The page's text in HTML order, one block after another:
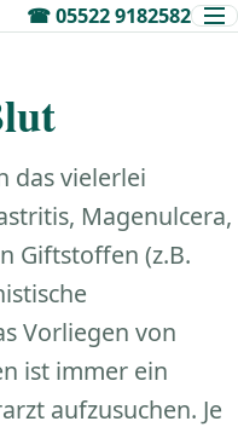
☎05522 9182582
das vielerlei
Magenulcera,
Giftstoffen (z.B.
Vorliegen von
ist immer ein
aufzusuchen. Je